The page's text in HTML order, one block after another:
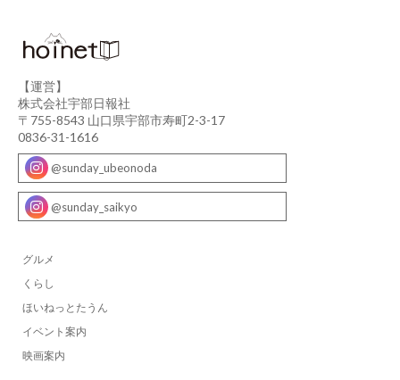
【運営】
株式会社宇部日報社
〒755-8543 山口県宇部市寿町2-3-17
0836-31-1616
@sunday_ubeonoda
@sunday_saikyo
グルメ
くらし
ほいねっとたうん
イベント案内
映画案内